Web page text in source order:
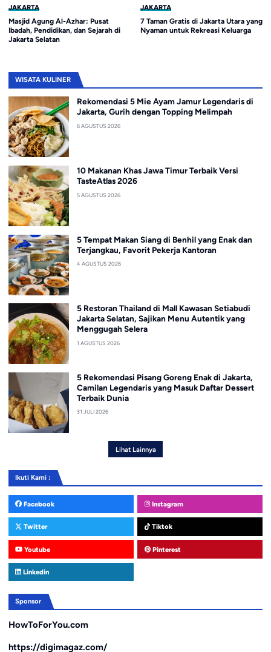
JAKARTA
Masjid Agung Al-Azhar: Pusat
Ibadah, Pendidikan, dan Sejarah di
Jakarta Selatan
JAKARTA
7 Taman Gratis di Jakarta Utara yang
Nyaman untuk Rekreasi Keluarga
WISATA KULINER
Rekomendasi 5 Mie Ayam Jamur Legendaris di
Jakarta, Gurih dengan Topping Melimpah
6 AGUSTUS 2026
10 Makanan Khas Jawa Timur Terbaik Versi
TasteAtlas 2026
5 AGUSTUS 2026
5 Tempat Makan Siang di Benhil yang Enak dan
Terjangkau, Favorit Pekerja Kantoran
4 AGUSTUS 2026
5 Restoran Thailand di Mall Kawasan Setiabudi
Jakarta Selatan, Sajikan Menu Autentik yang
Menggugah Selera
1 AGUSTUS 2026
5 Rekomendasi Pisang Goreng Enak di Jakarta,
Camilan Legendaris yang Masuk Daftar Dessert
Terbaik Dunia
31 JULI 2026
Lihat Lainnya
Ikuti Kami :
Facebook Instagram
Twitter Tiktok
Youtube Pinterest
Linkedin
Sponsor
HowToForYou.com
https://digimagaz.com/